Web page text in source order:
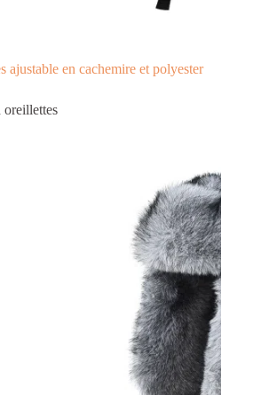
ajustable en cachemire et polyester
oreillettes